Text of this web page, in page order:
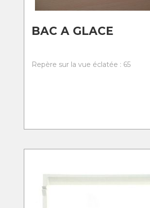
BAC A GLACE
Repère sur la vue éclatée : 65